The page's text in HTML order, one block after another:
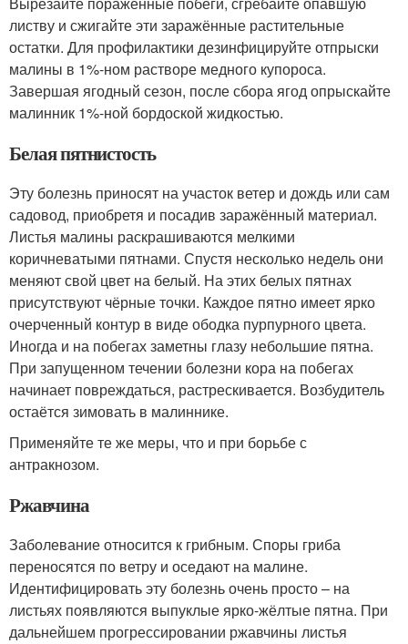
листву и сжигайте эти заражённые растительные
остатки. Для профилактики дезинфицируйте отпрыски
малины в 1%-ном растворе медного купороса.
Завершая ягодный сезон, после сбора ягод опрыскайте
малинник 1%-ной бордоской жидкостью.
Белая пятнистость
Эту болезнь приносят на участок ветер и дождь или сам
садовод, приобретя и посадив заражённый материал.
Листья малины раскрашиваются мелкими
коричневатыми пятнами. Спустя несколько недель они
меняют свой цвет на белый. На этих белых пятнах
присут­ствуют чёрные точки. Каждое пятно имеет ярко
очерченный контур в виде ободка пурпурного цвета.
Иногда и на побегах заметны глазу небольшие пятна.
При запущенном течении болезни кора на побегах
начинает повреждаться, растрескивается. Возбудитель
остаётся зимовать в малиннике.
Применяйте те же меры, что и при борьбе с
антракнозом.
Ржавчина
Заболевание относится к грибным. Споры гриба
переносятся по ветру и оседают на малине.
Идентифицировать эту болезнь очень просто – на
листьях появляются выпуклые ярко-жёлтые пятна. При
дальнейшем прогрессировании ржавчины листья